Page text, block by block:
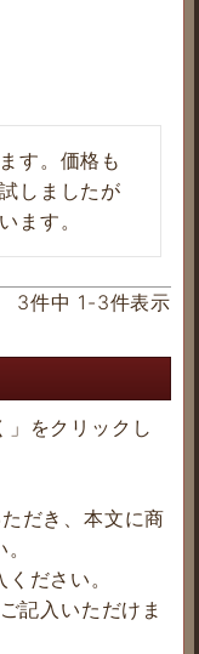
す。価格も
しましたが
ます。
3件中 1 -3件表示
」をクリックし
だき、本文に商
ださい。
記入いただけま